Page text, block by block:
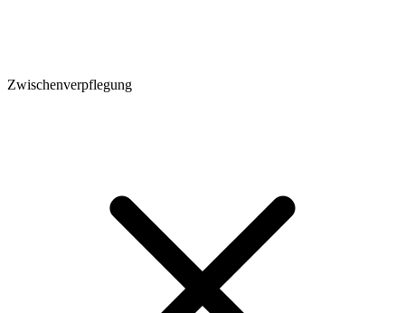
Zwischenverpflegung